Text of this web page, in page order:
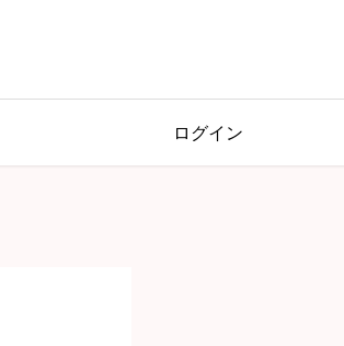
ログイン